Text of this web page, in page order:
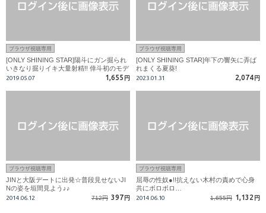
ブラウザ視聴専用
[ONLY SHINING STAR]陽斗にガン掘られ
いきなり掘りイキ大量射精!! 倖斗初のモデ
ル同士の共演!!
2019.05.07 1,655 円
ブラウザ視聴専用
[ONLY SHINING STAR]年下の響矢に弄ば
れまくる夏葵!
2023.01.31 2,074 円
ブラウザ視聴専用
JINと大阪デートに出発☆普段見せないJI
Nの姿を垣間見よう♪♪
2014.06.12 712円 397 円
ブラウザ視聴専用
屈辱の性奴●!!抗えない木村の責めで心身
共にボロボロ…
2014.06.10 1,655円 1,132 円